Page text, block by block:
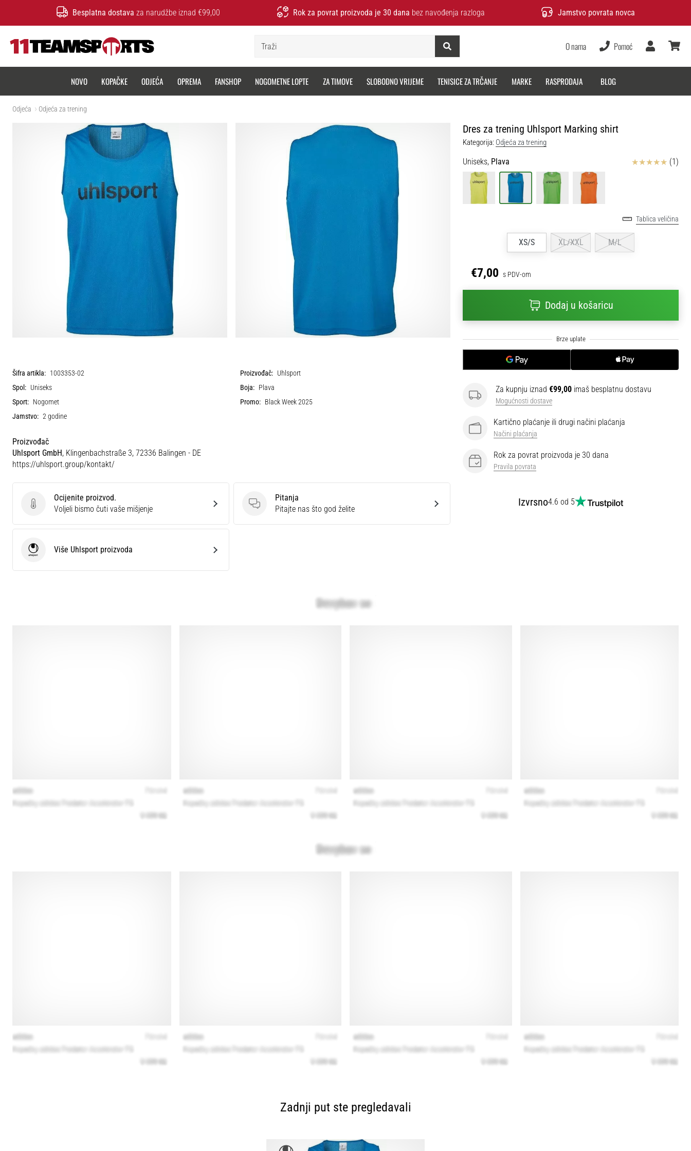
Besplatna dostava za narudžbe iznad €99,00 Rok za povrat proizvoda je 30 dana bez navođenja razloga Jamstvo povrata novca
O nama Pomoć
Korisnik
NOVO KOPAČKE ODJEĆA OPREMA FANSHOP NOGOMETNE LOPTE ZA TIMOVE SLOBODNO VRIJEME TENISICE ZA TRČANJE MARKE RASPRODAJA BLOG
Odjeća Odjeća za trening
Dres za trening Uhlsport Marking shirt
Kategorija: Odjeća za trening
Uniseks, Plava Ocjena proizvoda
(1)
Tablica veličina
XS/S XL/XXL M/L
€7,00 s PDV-om
Dodaj u košaricu
Za kupnju iznad €99,00 imaš besplatnu dostavu
Mogućnosti dostave
Kartično plaćanje ili drugi načini plaćanja
Načini plaćanja
Rok za povrat proizvoda je 30 dana
Pravila povrata
Izvrsno4.6 od 5
Šifra artikla: 1003353-02 Proizvođač: Uhlsport
Spol: Uniseks Boja: Plava
Sport: Nogomet Promo: Black Week 2025
Jamstvo: 2 godine
Proizvođač
Uhlsport GmbH, Klingenbachstraße 3, 72336 Balingen - DE
https://uhlsport.group/kontakt/
Ocijenite proizvod.
Ocijenite proizvod.
Voljeli bismo čuti vaše mišjenje
Pitanja
Pitanja
Pitajte nas što god želite
UhlsportViše Uhlsport proizvoda
Zadnji put ste pregledavali